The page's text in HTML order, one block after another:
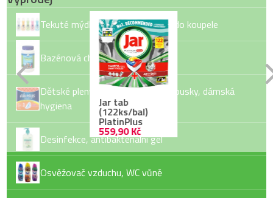
Tekuté mýdlo, tuhé mýdlo, pěny do koupele
Bazénová chemie
Dětské pleny, dětské vlhčené ubrousky, dámská
hygiena
Desinfekce, antibakteriální gel
Osvěžovač vzduchu, WC vůně
Jar tab
(122ks/bal)
PlatinPlus
559,90 Kč